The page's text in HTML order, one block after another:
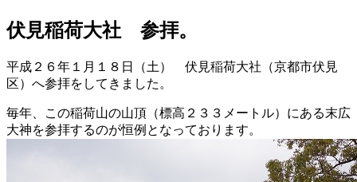
伏見稲荷大社 参拝。
平成２６年１月１８日（土） 伏見稲荷大社（京都市伏見
区）へ参拝をしてきました。
毎年、この稲荷山の山頂（標高２３３メートル）にある末広
大神を参拝するのが恒例となっております。